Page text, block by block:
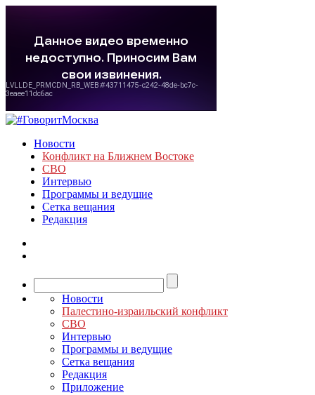
Новости
Конфликт на Ближнем Востоке
СВО
Интервью
Программы и ведущие
Сетка вещания
Редакция
Новости
Палестино-израильский конфликт
СВО
Интервью
Программы и ведущие
Сетка вещания
Редакция
Приложение